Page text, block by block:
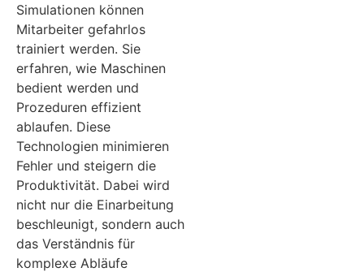
Simulationen können
Mitarbeiter gefahrlos
trainiert werden. Sie
erfahren, wie Maschinen
bedient werden und
Prozeduren effizient
ablaufen. Diese
Technologien minimieren
Fehler und steigern die
Produktivität. Dabei wird
nicht nur die Einarbeitung
beschleunigt, sondern auch
das Verständnis für
komplexe Abläufe